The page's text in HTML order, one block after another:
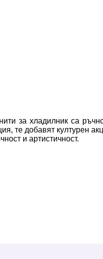
за хладилник са
те добавят културен
и артистичност.